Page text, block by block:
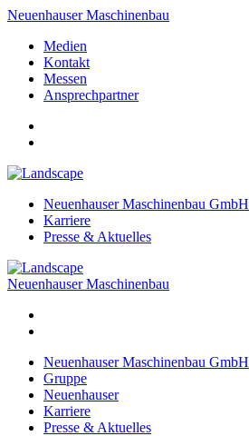
Neuenhauser Maschinenbau
Medien
Kontakt
Messen
Ansprechpartner
Neuenhauser Maschinenbau GmbH
Karriere
Presse & Aktuelles
Neuenhauser Maschinenbau
Neuenhauser Maschinenbau GmbH
Gruppe
Neuenhauser
Karriere
Presse & Aktuelles